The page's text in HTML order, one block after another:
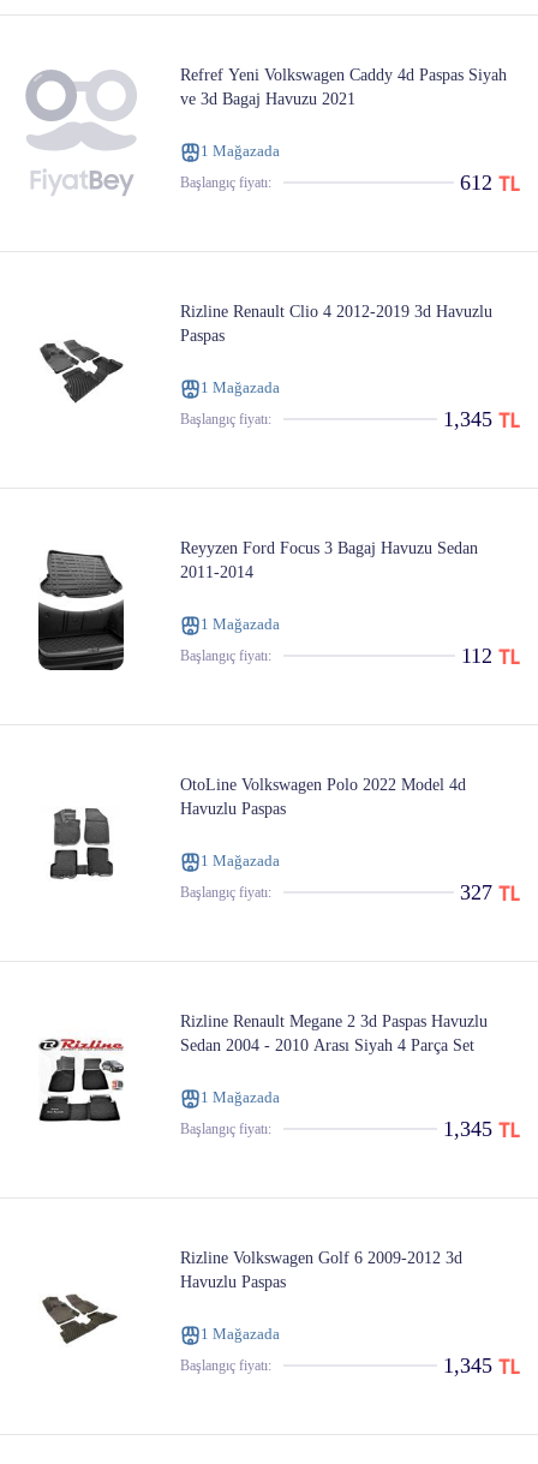
Refref Yeni Volkswagen Caddy 4d Paspas Siyah
ve 3d Bagaj Havuzu 2021
1 Mağazada
Başlangıç ​​fiyatı: 612
Rizline Renault Clio 4 2012-2019 3d Havuzlu
Paspas
1 Mağazada
Başlangıç ​​fiyatı: 1,345
Reyyzen Ford Focus 3 Bagaj Havuzu Sedan
2011-2014
1 Mağazada
Başlangıç ​​fiyatı: 112
OtoLine Volkswagen Polo 2022 Model 4d
Havuzlu Paspas
1 Mağazada
Başlangıç ​​fiyatı: 327
Rizline Renault Megane 2 3d Paspas Havuzlu
Sedan 2004 - 2010 Arası Siyah 4 Parça Set
1 Mağazada
Başlangıç ​​fiyatı: 1,345
Rizline Volkswagen Golf 6 2009-2012 3d
Havuzlu Paspas
1 Mağazada
Başlangıç ​​fiyatı: 1,345